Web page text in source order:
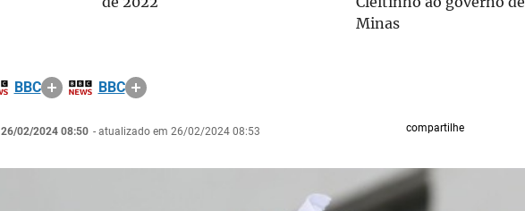
Minas
BBC BBC
26/02/2024 08:50 - atualizado em 26/02/2024 08:53 compartilhe